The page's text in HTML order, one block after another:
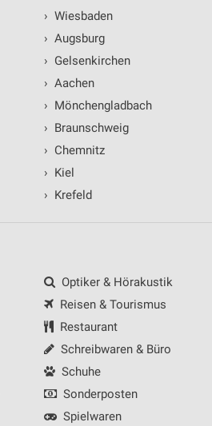
› Wiesbaden
› Augsburg
› Gelsenkirchen
› Aachen
› Mönchengladbach
› Braunschweig
› Chemnitz
› Kiel
› Krefeld
Optiker & Hörakustik
Reisen & Tourismus
Restaurant
Schreibwaren & Büro
Schuhe
Sonderposten
Spielwaren